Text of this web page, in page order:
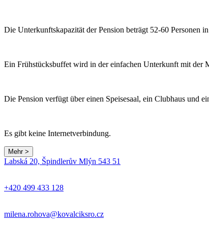
Die Unterkunftskapazität der Pension beträgt 52-60 Personen
Ein Frühstücksbuffet wird in der einfachen Unterkunft mit der
Die Pension verfügt über einen Speisesaal, ein Clubhaus und
Es gibt keine Internetverbindung.
Mehr >
Labská 20, Špindlerův Mlýn 543 51
+420 499 433 128
milena.rohova@kovalciksro.cz